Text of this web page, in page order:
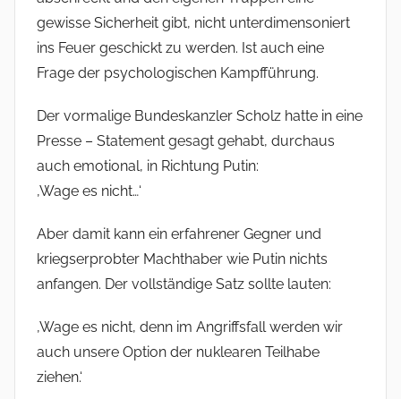
gewisse Sicherheit gibt, nicht unterdimensoniert
ins Feuer geschickt zu werden. Ist auch eine
Frage der psychologischen Kampfführung.
Der vormalige Bundeskanzler Scholz hatte in eine
Presse – Statement gesagt gehabt, durchaus
auch emotional, in Richtung Putin:
‚Wage es nicht…‘
Aber damit kann ein erfahrener Gegner und
kriegserprobter Machthaber wie Putin nichts
anfangen. Der vollständige Satz sollte lauten:
‚Wage es nicht, denn im Angriffsfall werden wir
auch unsere Option der nuklearen Teilhabe
ziehen.‘